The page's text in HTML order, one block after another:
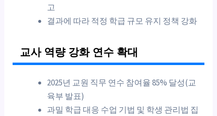
고
결과에 따라 적정 학급 규모 유지 정책 강화
교사 역량 강화 연수 확대
2025년 교원 직무 연수 참여율 85% 달성(교
육부 발표)
과밀 학급 대응 수업 기법 및 학생 관리법 집